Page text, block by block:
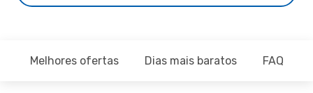
Melhores ofertas Dias mais baratos FAQ